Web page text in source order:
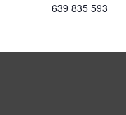
639 835 593